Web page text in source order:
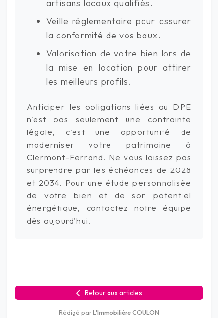
artisans locaux qualifiés.
Veille réglementaire pour assurer
la conformité de vos baux.
Valorisation de votre bien lors de
la mise en location pour attirer
les meilleurs profils.
Anticiper les obligations liées au DPE
n'est pas seulement une contrainte
légale, c'est une opportunité de
moderniser votre patrimoine à
Clermont-Ferrand. Ne vous laissez pas
surprendre par les échéances de 2028
et 2034. Pour une étude personnalisée
de votre bien et de son potentiel
énergétique, contactez notre équipe
dès aujourd'hui.
Retour aux articles
Rédigé parL'Immobilière COULON